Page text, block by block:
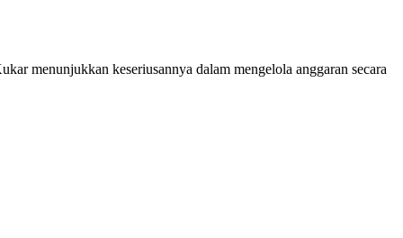
menunjukkan keseriusannya dalam mengelola anggaran secara